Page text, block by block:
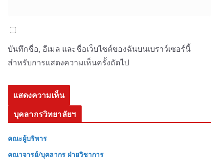
บันทึกชื่อ, อีเมล และชื่อเว็บไซต์ของฉันบนเบราว์เซอร์นี้
สำหรับการแสดงความเห็นครั้งถัดไป
บุคลากรวิทยาลัยฯ
คณะผู้บริหาร
คณาจารย์/บุคลากร ฝ่ายวิชาการ